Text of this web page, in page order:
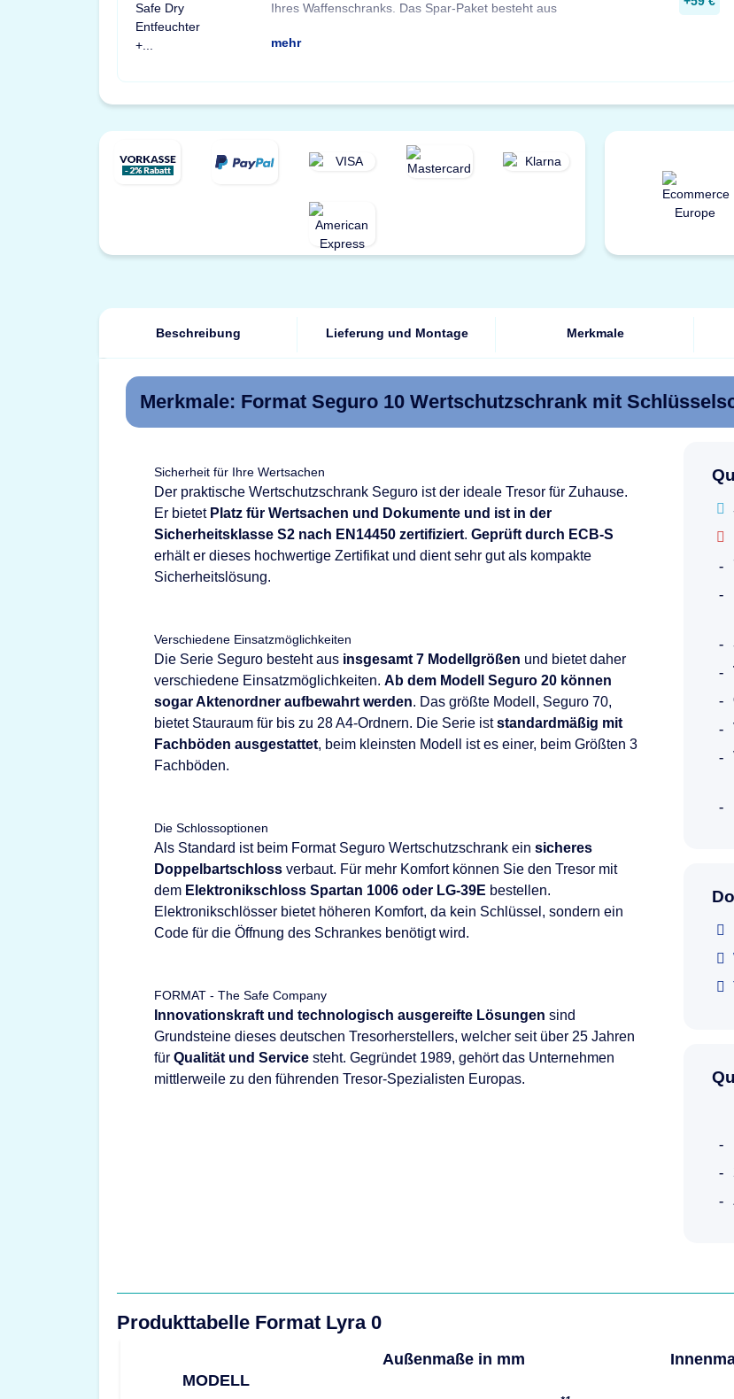
Ihres Waffenschranks. Das Spar-Paket besteht aus
Bewegungssensor, einem Safe Dry Entfeuchter für
Waffenschloss. Profitieren Sie von dem
mehr
Beschreibung Lieferung und Montage Merkmale
Merkmale: Format Seguro 10 Wertschutzschrank mit
Sicherheit für Ihre Wertsachen
Der praktische Wertschutzschrank Seguro ist der ideale Tresor für Zuhause.
Er bietet Platz für Wertsachen und Dokumente und ist in der
Sicherheitsklasse S2 nach EN14450 zertifiziert. Geprüft durch ECB-S
erhält er dieses hochwertige Zertifikat und dient sehr gut als kompakte
Sicherheitslösung.
Verschiedene Einsatzmöglichkeiten
Die Serie Seguro besteht aus insgesamt 7 Modellgrößen und bietet daher
verschiedene Einsatzmöglichkeiten. Ab dem Modell Seguro 20 können
sogar Aktenordner aufbewahrt werden. Das größte Modell, Seguro 70,
bietet Stauraum für bis zu 28 A4-Ordnern. Die Serie iststandardmäßig mit
Fachböden ausgestattet, beim kleinsten Modell ist es einer, beim Größten 3
Fachböden.
Die Schlossoptionen
Als Standard ist beim Format Seguro Wertschutzschrank ein sicheres
Doppelbartschloss verbaut. Für mehr Komfort können Sie den Tresor mit
dem Elektronikschloss Spartan 1006 oder LG-39E bestellen.
Elektronikschlösser bietet höheren Komfort, da kein Schlüssel, sondern ein
Code für die Öffnung des Schrankes benötigt wird.
FORMAT - The Safe Company
Innovationskraft und technologisch ausgereifte Lösungen sind
Grundsteine dieses deutschen Tresorherstellers, welcher seit über 25 Jahren
für Qualität und Service steht. Gegründet 1989, gehört das Unternehmen
mittlerweile zu den führenden Tresor-Spezialisten Europas.
Produkttabelle Format Lyra 0
MODELL
Außenmaße in mm